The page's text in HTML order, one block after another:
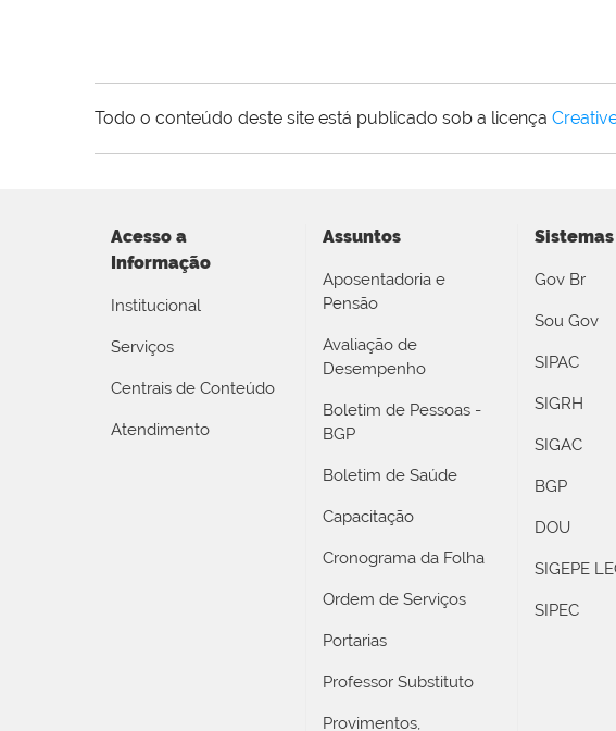
Todo o conteúdo deste site está publicado sob a licença
Acesso a
Informação
Institucional
Serviços
Centrais de Conteúdo
Atendimento
Assuntos
Aposentadoria e
Pensão
Avaliação de
Desempenho
Boletim de Pessoas -
BGP
Boletim de Saúde
Capacitação
Cronograma da Folha
Ordem de Serviços
Portarias
Professor Substituto
Provimentos,
Sistemas
Gov Br
Sou Gov
SIPAC
SIGRH
SIGAC
BGP
DOU
SIGEPE
SIPEC